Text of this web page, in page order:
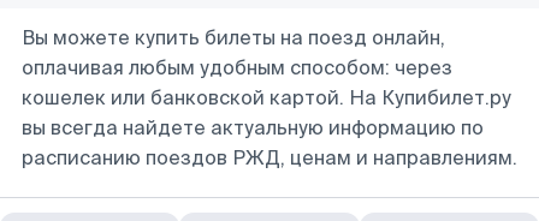
Вы можете купить билеты на поезд онлайн,
оплачивая любым удобным способом: через
кошелек или банковской картой. На Купибилет.ру
вы всегда найдете актуальную информацию по
расписанию поездов РЖД, ценам и направлениям.